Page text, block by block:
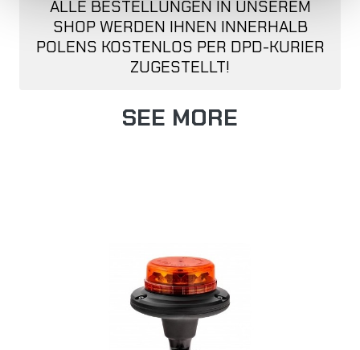
ALLE BESTELLUNGEN IN UNSEREM
SHOP WERDEN IHNEN INNERHALB
POLENS KOSTENLOS PER DPD-KURIER
ZUGESTELLT!
SEE MORE